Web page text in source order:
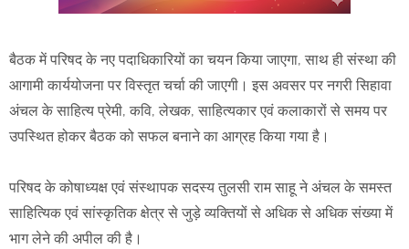
बैठक में परिषद के नए पदाधिकारियों का चयन किया जाएगा, साथ ही संस्था की
आगामी कार्ययोजना पर विस्तृत चर्चा की जाएगी। इस अवसर पर नगरी सिहावा
अंचल के साहित्य प्रेमी, कवि, लेखक, साहित्यकार एवं कलाकारों से समय पर
उपस्थित होकर बैठक को सफल बनाने का आग्रह किया गया है।
परिषद के कोषाध्यक्ष एवं संस्थापक सदस्य तुलसी राम साहू ने अंचल के समस्त
साहित्यिक एवं सांस्कृतिक क्षेत्र से जुड़े व्यक्तियों से अधिक से अधिक संख्या में
भाग लेने की अपील की है।